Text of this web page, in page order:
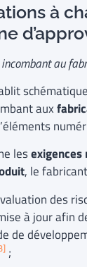
à
au
aux
les
, le
des
à jour afin
de
;